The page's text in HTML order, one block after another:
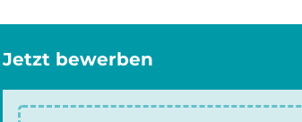
Jetzt bewerben